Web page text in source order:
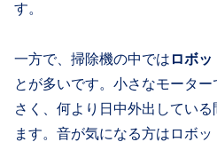
す。
一方で、掃除機の中では ロボ
とが多いです。小さなモータ
さく、何より日中外出してい
ます。音が気になる方はロボ